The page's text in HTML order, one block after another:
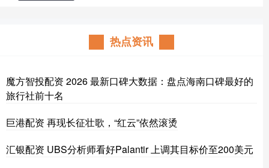
热点资讯
魔方智投配资 2026 最新口碑大数据：盘点海南口碑最好的
旅行社前十名
巨港配资 再现长征壮歌，“红云”依然滚烫
汇银配资 UBS分析师看好Palantir 上调其目标价至200美元